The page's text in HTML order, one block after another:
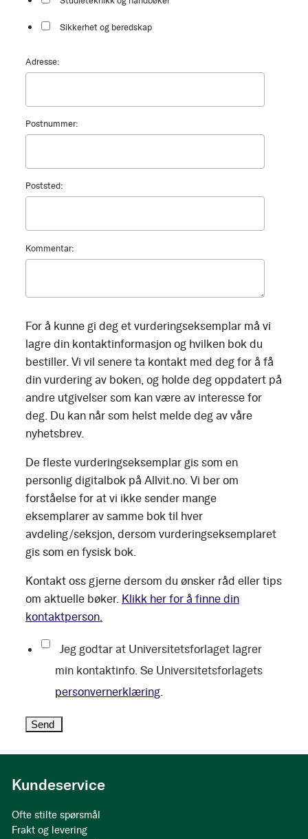
Sikkerhet og beredskap
Adresse:
Postnummer:
Poststed:
Kommentar:
For å kunne gi deg et vurderingseksemplar må vi
lagre din kontaktinformasjon og hvilken bok du
bestiller. Vi vil senere ta kontakt med deg for å få
din vurdering av boken, og holde deg oppdatert på
andre utgivelser som kan være av interesse for
deg. Du kan når som helst melde deg av våre
nyhetsbrev.
De fleste vurderingseksemplar gis som en
personlig digitalbok på Allvit.no. Vi ber om
forståelse for at vi ikke sender mange
eksemplarer av samme bok til hver
avdeling/seksjon, dersom vurderingseksemplaret
gis som en fysisk bok.
Kontakt oss gjerne dersom du ønsker råd eller tips
om aktuelle bøker. Klikk her for å finne din
kontaktperson.
Jeg godtar at Universitetsforlaget lagrer
min kontaktinfo. Se Universitetsforlagets
personvernerklæring.
Kundeservice
Ofte stilte spørsmål
Frakt og levering